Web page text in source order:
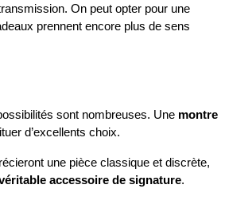
On peut opter pour une
prennent encore plus de sens
sont nombreuses. Une montre
d’excellents choix.
une pièce classique et discrète,
accessoire de signature.